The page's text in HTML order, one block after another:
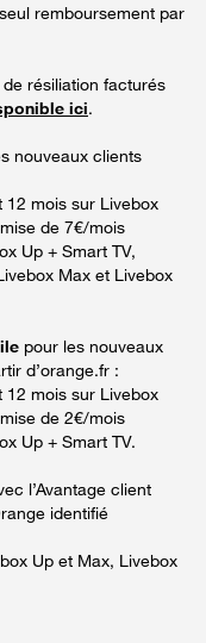
remboursement par
résiliation facturés
ici.
nouveaux clients
mois sur Livebox
de 7€/mois
Up + Smart TV,
Max et Livebox
pour les nouveaux
d’orange.fr :
mois sur Livebox
de 2€/mois
Up + Smart TV.
l’Avantage client
identifié
Up et Max, Livebox